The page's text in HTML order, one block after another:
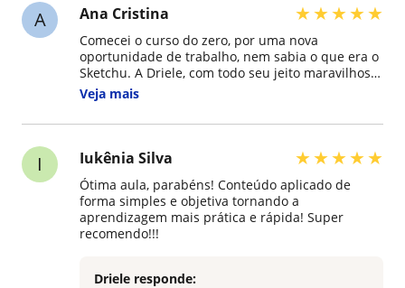
A Ana Cristina ★★★★★
Comecei o curso do zero, por uma nova
oportunidade de trabalho, nem sabia o que era o
Sketchu. A Driele, com todo seu jeito maravilhoso
de ensino, me fez amar a experiência de
aprender esse novo, na minha vida. Ela não é
apenas uma pessoa formada na área, uma
Indico de olhos fechados. Aprendizado com
perfeccionismo, pq ela ama o que faz. Obrigada
por tudo ??
Veja mais
I Iukênia Silva ★★★★★
Ótima aula, parabéns! Conteúdo aplicado de
forma simples e objetiva tornando a
aprendizagem mais prática e rápida! Super
recomendo!!!
Driele responde: